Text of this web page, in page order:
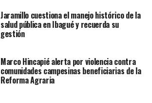
Jaramillo cuestiona el manejo histórico de la
salud pública en Ibagué y recuerda su
gestión
Marco Hincapié alerta por violencia contra
comunidades campesinas beneficiarias de la
Reforma Agraria